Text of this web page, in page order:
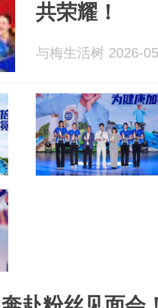
共荣耀！
与梅生活树 2026-